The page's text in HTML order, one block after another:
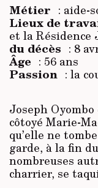
Métier : aide-
Lieux de
et la Résidence
du décès : 8
Âge : 56 ans
Passion : la
Joseph
côtoyé Marie-
qu’elle ne
garde, à la fin
nombreuses
charrier, se